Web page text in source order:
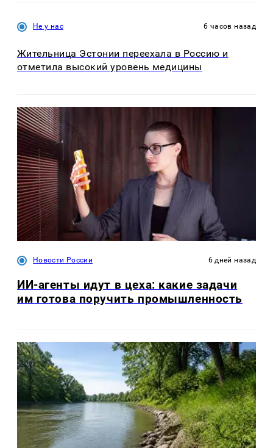
Не у нас 6 часов назад
Жительница Эстонии переехала в Россию и
отметила высокий уровень медицины
Новости России 6 дней назад
ИИ-агенты идут в цеха: какие задачи
им готова поручить промышленность